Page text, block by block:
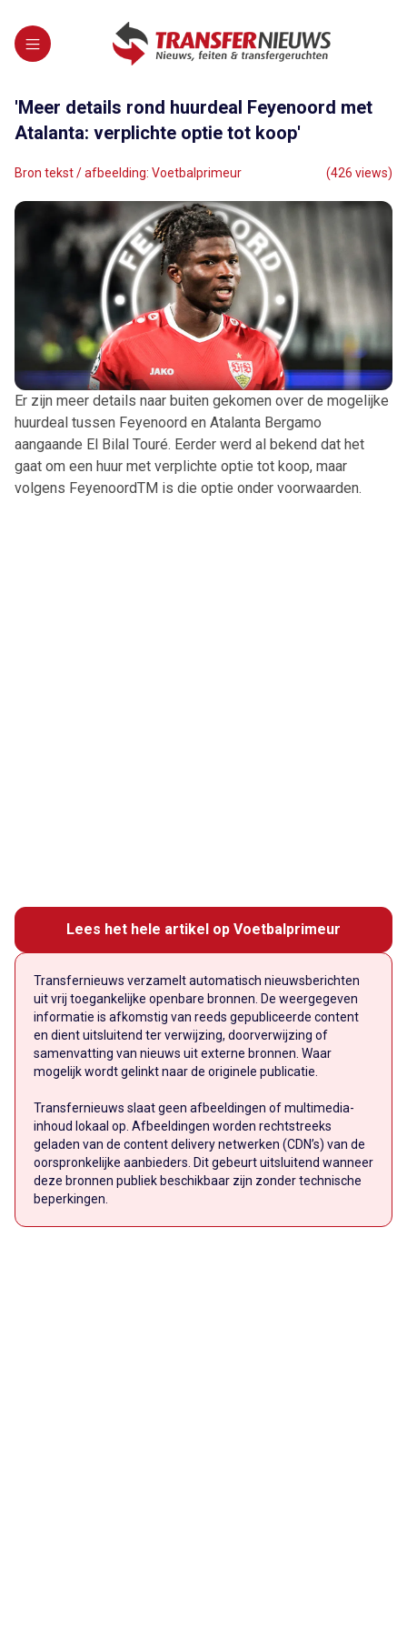
'Meer details rond huurdeal Feyenoord met
Atalanta: verplichte optie tot koop'
Bron tekst / afbeelding: Voetbalprimeur (426 views)
Er zijn meer details naar buiten gekomen over de mogelijke
huurdeal tussen Feyenoord en Atalanta Bergamo
aangaande El Bilal Touré. Eerder werd al bekend dat het
gaat om een huur met verplichte optie tot koop, maar
volgens FeyenoordTM is die optie onder voorwaarden.
Lees het hele artikel op Voetbalprimeur
Transfernieuws verzamelt automatisch nieuwsberichten
uit vrij toegankelijke openbare bronnen. De weergegeven
informatie is afkomstig van reeds gepubliceerde content
en dient uitsluitend ter verwijzing, doorverwijzing of
samenvatting van nieuws uit externe bronnen. Waar
mogelijk wordt gelinkt naar de originele publicatie.
Transfernieuws slaat geen afbeeldingen of multimedia-
inhoud lokaal op. Afbeeldingen worden rechtstreeks
geladen van de content delivery netwerken (CDN’s) van de
oorspronkelijke aanbieders. Dit gebeurt uitsluitend wanneer
deze bronnen publiek beschikbaar zijn zonder technische
beperkingen.